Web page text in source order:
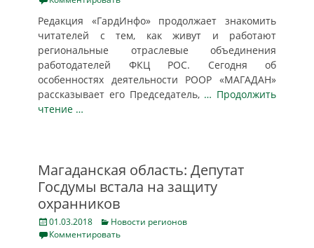
Редакция «ГардИнфо» продолжает знакомить
читателей с тем, как живут и работают
региональные отраслевые объединения
работодателей ФКЦ РОС. Сегодня об
особенностях деятельности РООР «МАГАДАН»
рассказывает его Председатель, … Продолжить
чтение …
Магаданская область: Депутат
Госдумы встала на защиту
охранников
Posted
on
01.03.2018 Categories
Новости регионов
Комментировать